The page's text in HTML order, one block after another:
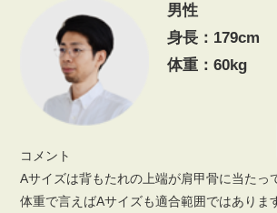
男性
身長：179cm
体重：60kg
コメント
Aサイズは背もたれの上端が肩甲骨に当たっ
体重で言えばAサイズも適合範囲ではありま